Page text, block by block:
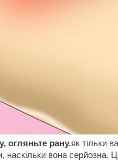
огляньте рану.як тільки
наскільки вона серйозна.